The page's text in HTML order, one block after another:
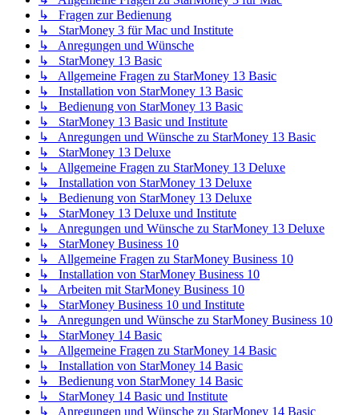
↳ Fragen zur Bedienung
↳ StarMoney 3 für Mac und Institute
↳ Anregungen und Wünsche
↳ StarMoney 13 Basic
↳ Allgemeine Fragen zu StarMoney 13 Basic
↳ Installation von StarMoney 13 Basic
↳ Bedienung von StarMoney 13 Basic
↳ StarMoney 13 Basic und Institute
↳ Anregungen und Wünsche zu StarMoney 13 Basic
↳ StarMoney 13 Deluxe
↳ Allgemeine Fragen zu StarMoney 13 Deluxe
↳ Installation von StarMoney 13 Deluxe
↳ Bedienung von StarMoney 13 Deluxe
↳ StarMoney 13 Deluxe und Institute
↳ Anregungen und Wünsche zu StarMoney 13 Deluxe
↳ StarMoney Business 10
↳ Allgemeine Fragen zu StarMoney Business 10
↳ Installation von StarMoney Business 10
↳ Arbeiten mit StarMoney Business 10
↳ StarMoney Business 10 und Institute
↳ Anregungen und Wünsche zu StarMoney Business 10
↳ StarMoney 14 Basic
↳ Allgemeine Fragen zu StarMoney 14 Basic
↳ Installation von StarMoney 14 Basic
↳ Bedienung von StarMoney 14 Basic
↳ StarMoney 14 Basic und Institute
↳ Anregungen und Wünsche zu StarMoney 14 Basic